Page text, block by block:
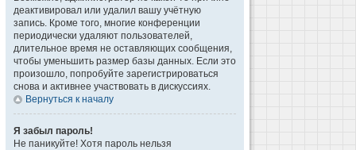
деактивировал или удалил вашу учётную
запись. Кроме того, многие конференции
периодически удаляют пользователей,
длительное время не оставляющих сообщения,
чтобы уменьшить размер базы данных. Если это
произошло, попробуйте зарегистрироваться
снова и активнее участвовать в дискуссиях.
Вернуться к началу
Я забыл пароль!
Не паникуйте! Хотя пароль нельзя